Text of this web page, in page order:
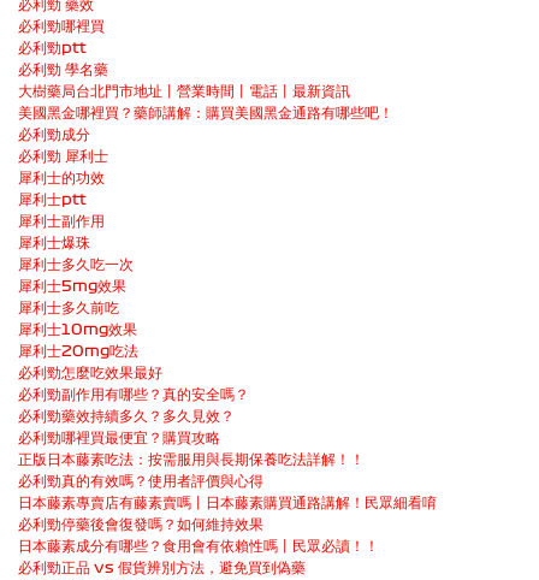
必利勁 藥效
必利勁哪裡買
必利勁ptt
必利勁 學名藥
大樹藥局台北門市地址丨營業時間丨電話丨最新資訊
美國黑金哪裡買？藥師講解：購買美國黑金通路有哪些吧！
必利勁成分
必利勁 犀利士
犀利士的功效
犀利士ptt
犀利士副作用
犀利士爆珠
犀利士多久吃一次
犀利士5mg效果
犀利士多久前吃
犀利士10mg效果
犀利士20mg吃法
必利勁怎麼吃效果最好
必利勁副作用有哪些？真的安全嗎？
必利勁藥效持續多久？多久見效？
必利勁哪裡買最便宜？購買攻略
正版日本藤素吃法：按需服用與長期保養吃法詳解！！
必利勁真的有效嗎？使用者評價與心得
日本藤素專賣店有藤素賣嗎丨日本藤素購買通路講解！民眾細看唷
必利勁停藥後會復發嗎？如何維持效果
日本藤素成分有哪些？食用會有依賴性嗎丨民眾必讀！！
必利勁正品 vs 假貨辨別方法，避免買到偽藥